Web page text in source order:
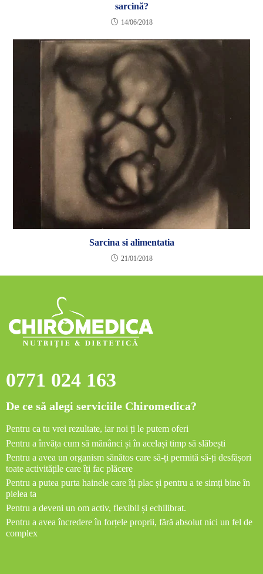
sarcină?
14/06/2018
Sarcina si alimentatia
21/01/2018
0771 024 163
De ce să alegi serviciile Chiromedica?
Pentru ca tu vrei rezultate, iar noi ți le putem oferi
Pentru a învăța cum să mănânci și în același timp să slăbești
Pentru a avea un organism sănătos care să-ți permită să-ți desfășori
toate activitățile care îți fac plăcere
Pentru a putea purta hainele care îți plac și pentru a te simți bine în
pielea ta
Pentru a deveni un om activ, flexibil și echilibrat.
Pentru a avea încredere în forțele proprii, fără absolut nici un fel de
complex